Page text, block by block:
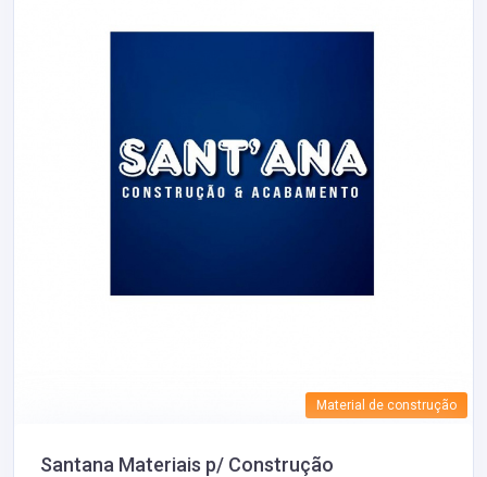
Material de construção
Santana Materiais p/ Construção